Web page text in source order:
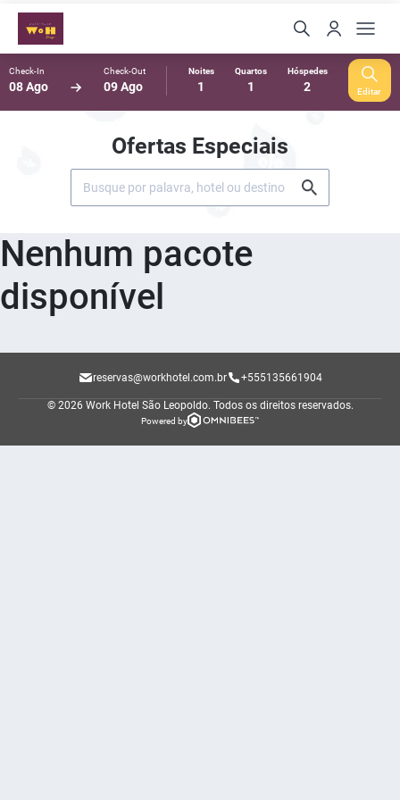
Check-In
08 Ago
Check-Out
09 Ago
Noites
1
Quartos
1
Hóspedes
2 Editar
Ofertas Especiais
Nenhum pacote
disponível
reservas@workhotel.com.br +555135661904
© 2026 Work Hotel São Leopoldo. Todos os direitos reservados.
Powered by